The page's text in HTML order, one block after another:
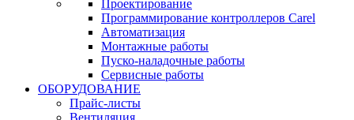
Проектирование
Программирование контроллеров Carel
Автоматизация
Монтажные работы
Пуско-наладочные работы
Сервисные работы
ОБОРУДОВАНИЕ
Прайс-листы
Вентиляция